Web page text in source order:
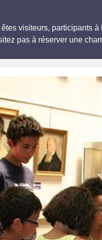
êtes visiteurs, participants
pas à réserver une